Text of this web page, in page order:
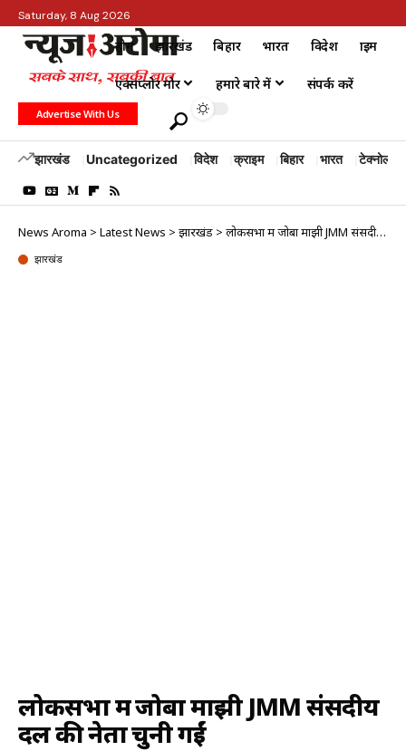
Saturday, 8 Aug 2026
होम झारखंड बिहार भारत विदेश क्राइम
एक्सप्लोर मोर हमारे बारे में संपर्क करें
Advertise With Us
झारखंड Uncategorized विदेश क्राइम बिहार भारत टेक्नोलॉजी
News Aroma > Latest News > झारखंड > लोकसभा में जोबा माझी JMM संसदीय दल की नेता चुनी गईं
झारखंड
लोकसभा में जोबा माझी JMM संसदीय
दल की नेता चुनी गईं